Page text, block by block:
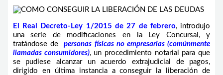
El Real Decreto-Ley 1/2015 de 27 de febrero, introdujo
una serie de modificaciones en la Ley Concursal, y
tratándose de
personas físicas no empresarias (comúnmente
llamadas consumidores), un procedimiento notarial para que
se pudiese alcanzar un acuerdo extrajudicial de pagos,
dirigido en última instancia a conseguir la liberación de